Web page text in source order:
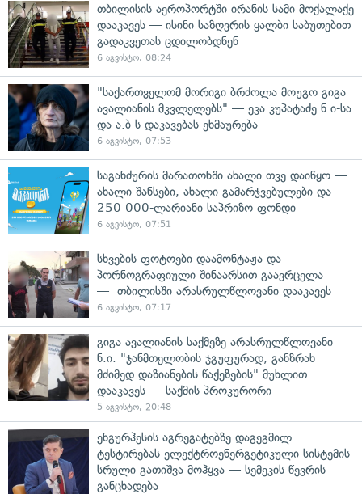
თბილისის აეროპორტში ირანის სამი მოქალაქე
დააკავეს — ისინი საზღვრის ყალბი საბუთებით
გადაკვეთას ცდილობდნენ
6 აგვისტო, 08:24
"საქართველომ მორიგი ბრძოლა მოუგო გიგა
ავალიანის მკვლელებს" — ეკა კუპატაძე ნ.ი-სა
და ა.ბ-ს დაკავებას ეხმაურება
6 აგვისტო, 07:53
საგანძურის მარათონში ახალი თვე დაიწყო —
ახალი შანსები, ახალი გამარჯვებულები და
250 000-ლარიანი საპრიზო ფონდი
6 აგვისტო, 07:51
სხვების ფოტოები დაამონტაჟა და
პორნოგრაფიული შინაარსით გაავრცელა
— თბილისში არასრულწლოვანი დააკავეს
6 აგვისტო, 07:17
გიგა ავალიანის საქმეზე არასრულწლოვანი
ნ.ი. "ჯანმთელობის ჯგუფურად, განზრახ
მძიმედ დაზიანების წაქეზების" მუხლით
დააკავეს — საქმის პროკურორი
5 აგვისტო, 20:48
ენგურჰესის აგრეგატებზე დაგეგმილ
ტესტირებას ელექტროენერგეტიკული სისტემის
სრული გათიშვა მოჰყვა — სემეკის წევრის
განცხადება